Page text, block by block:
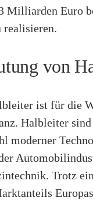
Milliarden Euro
realisieren.
von
ist für die
Halbleiter sind
moderner
Trotz